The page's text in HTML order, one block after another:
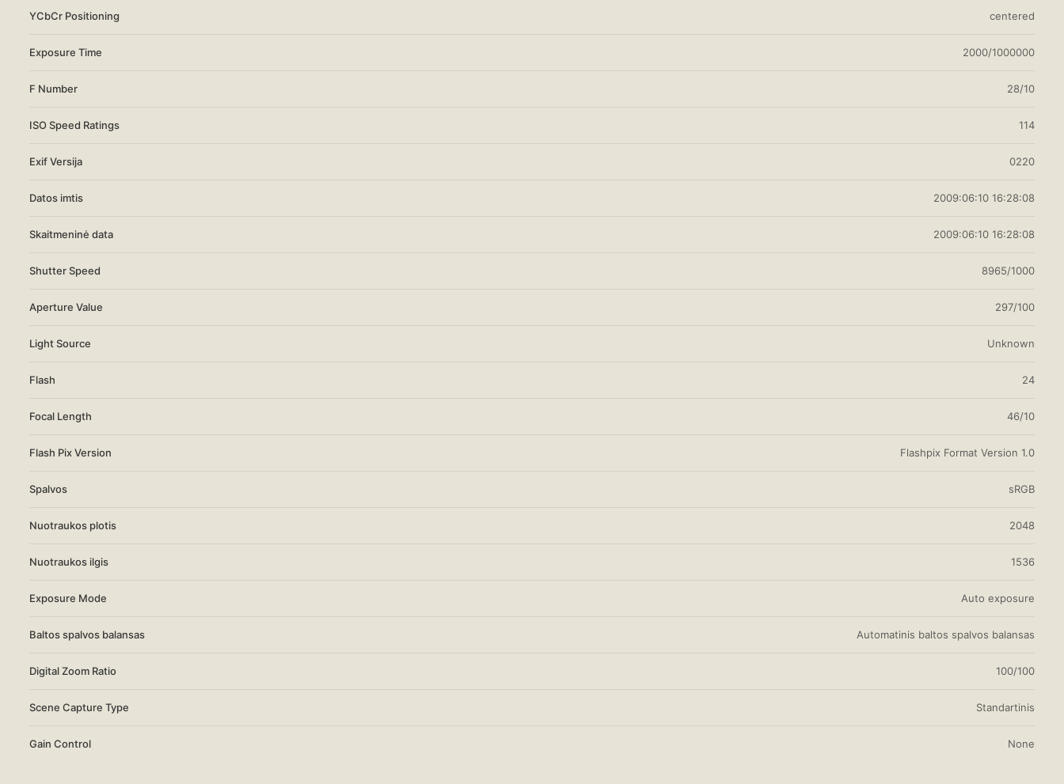
YCbCr Positioning centered
Exposure Time 2000/1000000
F Number 28/10
ISO Speed Ratings 114
Exif Versija 0220
Datos imtis 2009:06:10 16:28:08
Skaitmeninė data 2009:06:10 16:28:08
Shutter Speed 8965/1000
Aperture Value 297/100
Light Source Unknown
Flash 24
Focal Length 46/10
Flash Pix Version Flashpix Format Version 1.0
Spalvos sRGB
Nuotraukos plotis 2048
Nuotraukos ilgis 1536
Exposure Mode Auto exposure
Baltos spalvos balansas Automatinis baltos spalvos balansas
Digital Zoom Ratio 100/100
Scene Capture Type Standartinis
Gain Control None